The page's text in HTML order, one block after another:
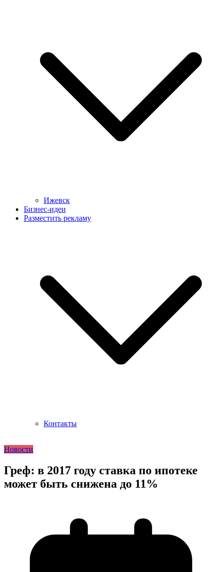
Ижевск
Бизнес-идеи
Разместить рекламу
Контакты
Новости
Греф: в 2017 году ставка по ипотеке
может быть снижена до 11%